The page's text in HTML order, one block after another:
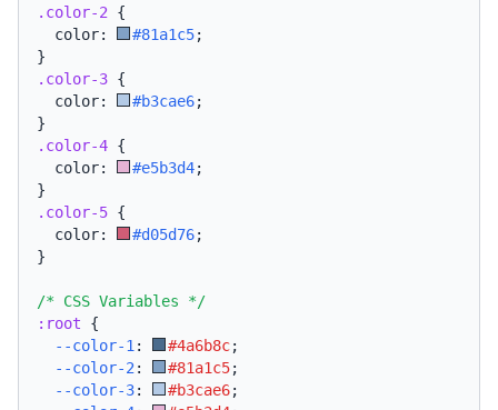
.color-2 {
  color:
#81a1c5;
}
.color-3 {
  color:
#b3cae6;
}
.color-4 {
  color:
#e5b3d4;
}
.color-5 {
  color:
#d05d76;
}
/* CSS Variables */
:root {
--color-1 : #4a6b8c;
--color-2 : #81a1c5;
--color-3: #b3cae6;